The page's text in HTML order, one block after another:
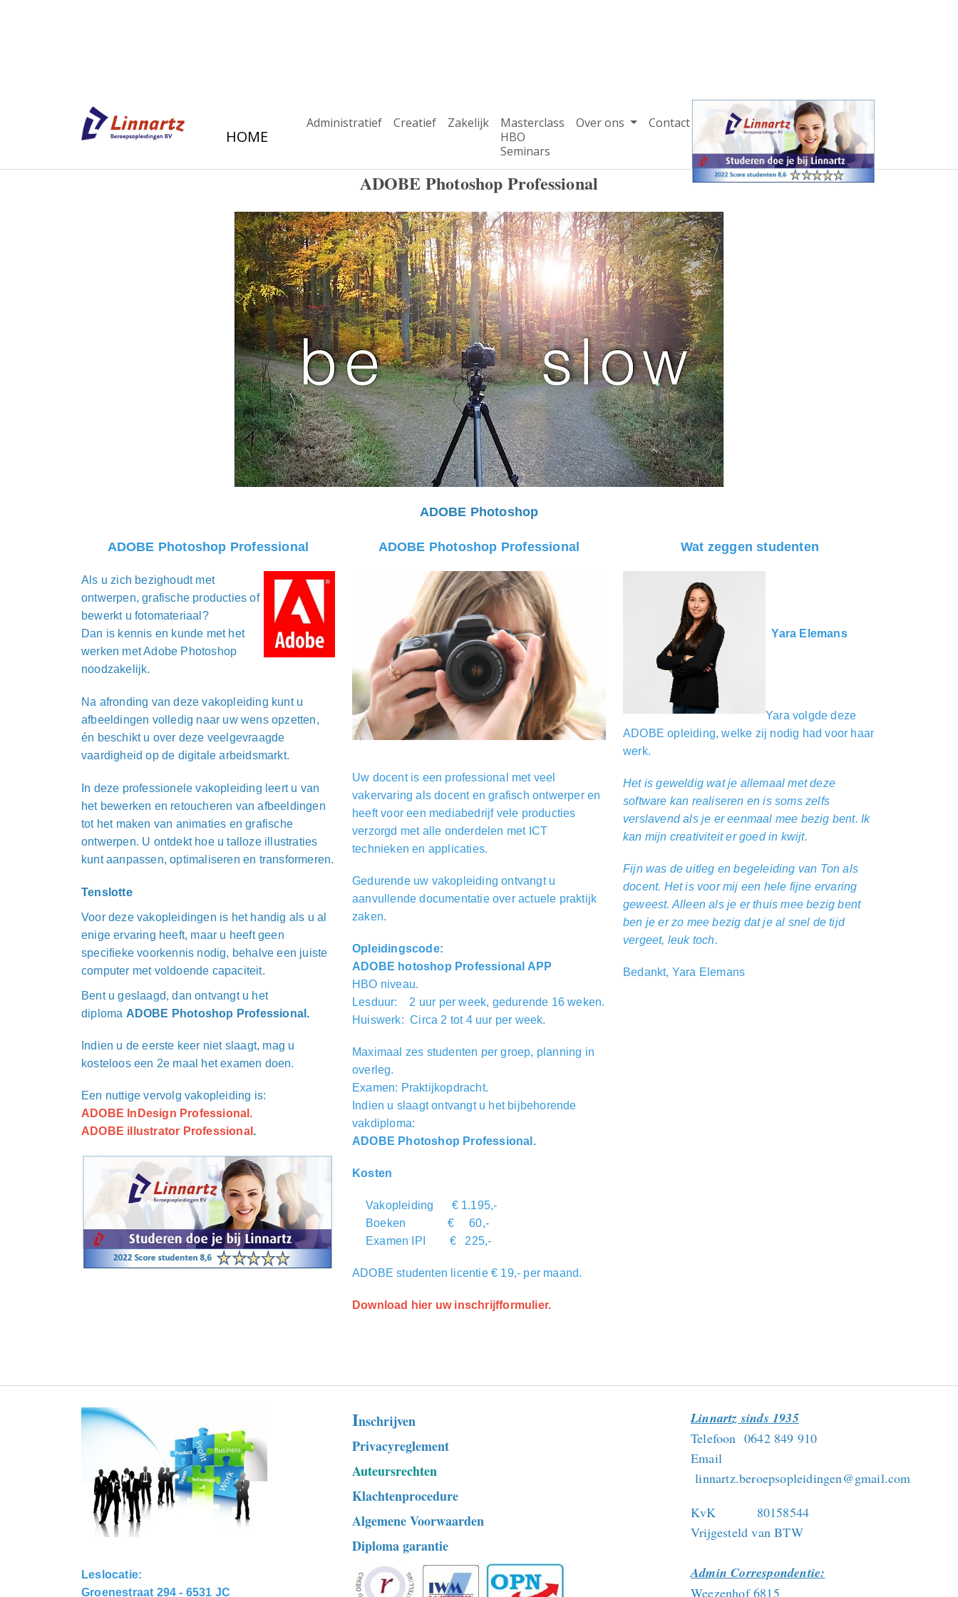
HOME
Administratief Creatief Zakelijk
Masterclass
HBO
Seminars
Over ons Contact
ADOBE Photoshop Professional
ADOBE Photoshop
ADOBE Photoshop Professional
Als u zich bezighoudt met
ontwerpen, grafische producties of
bewerkt u fotomateriaal?
Dan is kennis en kunde met het
werken met Adobe Photoshop
noodzakelijk.
Na afronding van deze vakopleiding kunt u
afbeeldingen volledig naar uw wens opzetten,
én beschikt u over deze veelgevraagde
vaardigheid op de digitale arbeidsmarkt.
In deze professionele vakopleiding leert u van
het bewerken en retoucheren van afbeeldingen
tot het maken van animaties en grafische
ontwerpen. U ontdekt hoe u talloze illustraties
kunt aanpassen, optimaliseren en transformeren.
Tenslotte
Voor deze vakopleidingen is het handig als u al
enige ervaring heeft, maar u heeft geen
specifieke voorkennis nodig, behalve een juiste
computer met voldoende capaciteit.
Bent u geslaagd, dan ontvangt u het
diploma ADOBE Photoshop Professional .
Indien u de eerste keer niet slaagt, mag u
kosteloos een 2e maal het examen doen.
Een nuttige vervolg vakopleiding is:
ADOBE InDesign Professional.
ADOBE illustrator Professional .
ADOBE Photoshop Professional
Uw docent is een professional met veel
vakervaring als docent en grafisch ontwerper en
heeft voor een mediabedrijf vele producties
verzorgd met alle onderdelen met ICT
technieken en applicaties.
Gedurende uw vakopleiding ontvangt u
aanvullende documentatie over actuele praktijk
zaken.
Opleidingscode:
ADOBE hotoshop Professional APP
HBO niveau.
Lesduur: 2 uur per week, gedurende 16 weken.
Huiswerk: Circa 2 tot 4 uur per week.
Maximaal zes studenten per groep, planning in
overleg.
Examen: Praktijkopdracht.
Indien u slaagt ontvangt u het bijbehorende
vakdiploma:
ADOBE Photoshop Professional.
Kosten
Vakopleiding € 1.195,-
Boeken € 60,-
Examen IPI € 225,-
ADOBE studenten licentie € 19,- per maand.
Download hier uw inschrijfformulier.
Wat zeggen studenten
Yara Elemans
Yara volgde deze
ADOBE opleiding, welke zij nodig had voor haar
werk.
Het is geweldig wat je allemaal met deze
software kan realiseren en is soms zelfs
verslavend als je er eenmaal mee bezig bent. Ik
kan mijn creativiteit er goed in kwijt.
Fijn was de uitleg en begeleiding van Ton als
docent. Het is voor mij een hele fijne ervaring
geweest. Alleen als je er thuis mee bezig bent
ben je er zo mee bezig dat je al snel de tijd
vergeet, leuk toch.
Bedankt, Yara Elemans
Leslocatie:
Groenestraat 294 - 6531 JC
Inschrijven
Privacyreglement
Auteursrechten
Klachtenprocedure
Algemene Voorwaarden
Diploma garantie
Linnartz sinds 1935
Telefoon 0642 849 910
Email
linnartz.beroepsopleidingen@gmail.com
KvK 80158544
Vrijgesteld van BTW
Admin Correspondentie:
Weezenhof 6815